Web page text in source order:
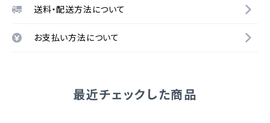
送料・配送方法について
お支払い方法について
最近チェックした商品